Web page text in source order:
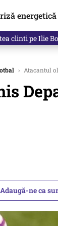
energetică
clinti pe Ilie
› Atacantul
Adaugă-ne ca